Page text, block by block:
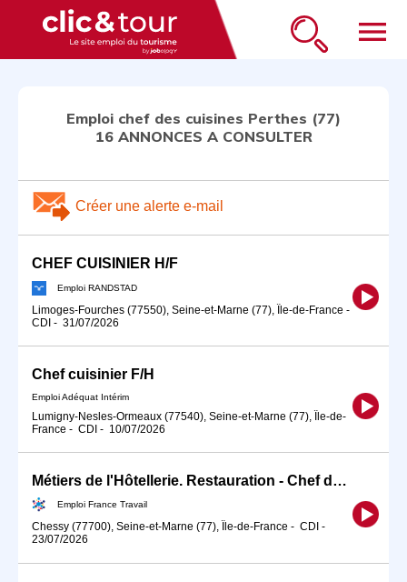
menu
Emploi chef des cuisines Perthes (77)
16 ANNONCES A CONSULTER
Créer une alerte e-mail
CHEF CUISINIER H/F
Emploi RANDSTAD
Limoges-Fourches (77550), Seine-et-Marne (77), Île-de-France -
CDI - 31/07/2026
Chef cuisinier F/H
Emploi Adéquat Intérim
Lumigny-Nesles-Ormeaux (77540), Seine-et-Marne (77), Île-de-
France - CDI - 10/07/2026
Métiers de l'Hôtellerie. Restauration - Chef de Cuisine/C (H/F)
Emploi France Travail
Chessy (77700), Seine-et-Marne (77), Île-de-France - CDI -
23/07/2026